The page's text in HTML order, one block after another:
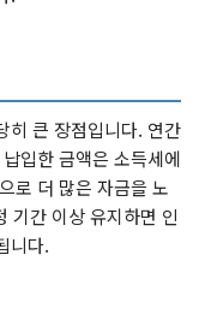
히 큰 장점입니다. 연간
입한 금액은 소득세에
로 더 많은 자금을 노
기간 이상 유지하면 인
니다.